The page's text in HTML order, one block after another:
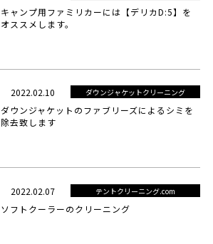
キャンプ用ファミリカーには【デリカD:5】を
オススメします。
2022.02.10 ダウンジャケットクリーニング
ダウンジャケットのファブリーズによるシミを
除去致します
2022.02.07 テントクリーニング.com
ソフトクーラーのクリーニング